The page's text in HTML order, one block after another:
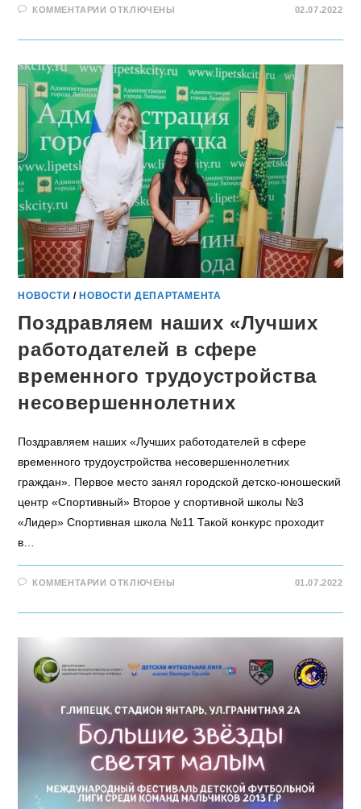
КОММЕНТАРИИ ОТКЛЮЧЕНЫ 02.07.2022
НОВОСТИ / НОВОСТИ ДЕПАРТАМЕНТА
Поздравляем наших «Лучших
работодателей в сфере
временного трудоустройства
несовершеннолетних
Поздравляем наших «Лучших работодателей в сфере
временного трудоустройства несовершеннолетних
граждан». Первое место занял городской детско-юношеский
центр «Спортивный» Второе у спортивной школы №3
«Лидер» Спортивная школа №11 Такой конкурс проходит
в…
КОММЕНТАРИИ ОТКЛЮЧЕНЫ 01.07.2022